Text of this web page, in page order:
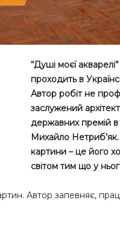
“Душі моєї
проходить в
Автор робіт не
заслужений
державних премій в
Михайло
картини – це його
світом тим що у
Автор запевняє,